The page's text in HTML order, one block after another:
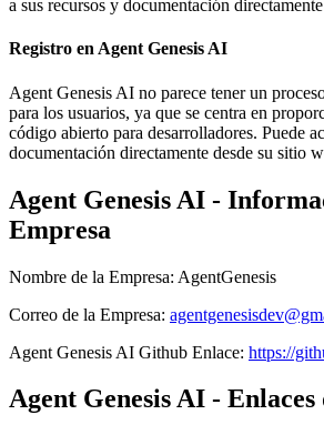
a sus recursos y documentación
Registro en Agent Genesis AI
Agent Genesis AI no parece tener un
para los usuarios, ya que se centra en
código abierto para desarrolladores. Puede
documentación directamente desde su sitio
Agent Genesis AI -
Empresa
Nombre de la Empresa: AgentGenesis
Correo de la Empresa:
Agent Genesis AI Github Enlace: https://
Agent Genesis AI -